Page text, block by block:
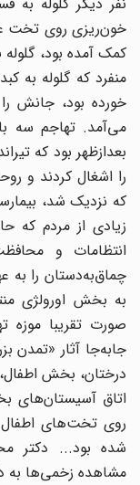
خون‌ریزى روى تخت
کمک آمده بود، گلوله
منفرد که گلوله به
خورده بود، جانش را
بعدازظهر بود که
را اشغال کردند و
که نزدیک شد،
زیادى از مردم که
انتظامات و
چماق‌‌به‌‌دستان را به
به بخش اورولژى
صورت تقریبا موزه
جابه‌‌جا آثار «تمدن
درختان، بخش اطفال،
اتاق آسیستان‌‌هاى
روى تخت‌‌هاى اطفال
شده بود... دکتر
مشاهده زخمى‌‌ها به